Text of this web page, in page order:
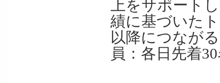
上をサポート
績に基づいた
以降につなが
員：各日先着